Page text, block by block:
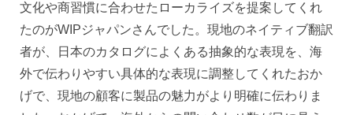
文化や商習慣に合わせたローカライズを提案してくれ
たのがWIPジャパンさんでした。現地のネイティブ翻訳
者が、日本のカタログによくある抽象的な表現を、海
外で伝わりやすい具体的な表現に調整してくれたおか
げで、現地の顧客に製品の魅力がより明確に伝わりま